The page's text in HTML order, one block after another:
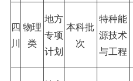
四
川
物理
类
地方
专项
计划
本科批
次
特种能
源技术
与工程